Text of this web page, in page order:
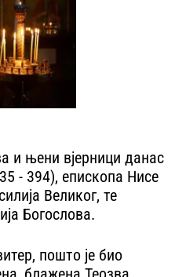
и њени вjерници данас
- 394), епископа Нисе
Великог, те
Богослова.
пошто је био